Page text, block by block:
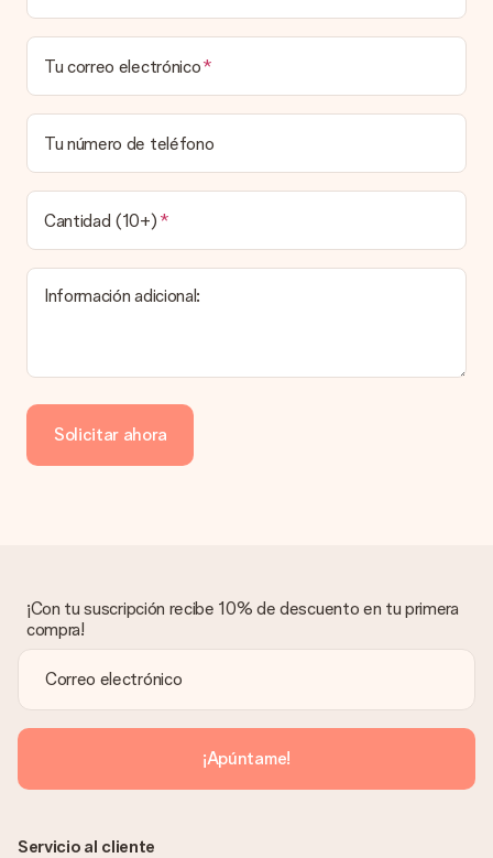
costos de envío.
¿Puedo elegir una fecha de entrega?
Elegir la fecha exacta de entrega no es posible. Una vez
personalizado y completado tu pedido, recibirás una
confirmación con las fechas estimadas de entrega. Una vez
que el pedido haya sido enviado, será la empresa de
transportes la encargada de entregar el regalo.
¿Cuál es el tiempo de entrega y cuándo recibo mi
obsequio?
El tiempo de entrega se puede encontrar en la página del
producto del regalo.
¿Cómo puedo pagar mi pedido?
de crédito o transferencia bancaria. En caso de elegir
transferencia bancaria, ten en cuenta 3 días adicionales para la
entrega de tu regalo.
asunto contigo. Ponte en contacto con nuestro equipo de
atención al cliente por teléfono, correo electrónico o chat y
buscaremos una solución adecuada para ti.
¿Se envía la factura junto con el pedido?
La factura y cualquier otra información relativa a tu regalo se
enviará únicamente por correo electrónico. El regalo se enviará
sin ninguna información adicional Así, evitaremos que la
persona que recibe el regalo la vea. ¡No le enviaremos nada
más que su increíble regalo! ¿Quieres que sepa quién se lo
Tu correo electrónico
Tu número de teléfono
Cantidad (10+)
Información adicional:
Solicitar ahora
¡Con tu suscripción recibe 10% de descuento en tu primera
compra!
¡Apúntame!
Servicio al cliente